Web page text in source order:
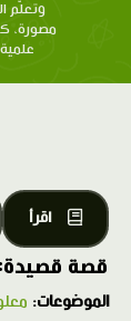
وتعلّم
مصورة،
اقرأ
قصة
الموضوعات: